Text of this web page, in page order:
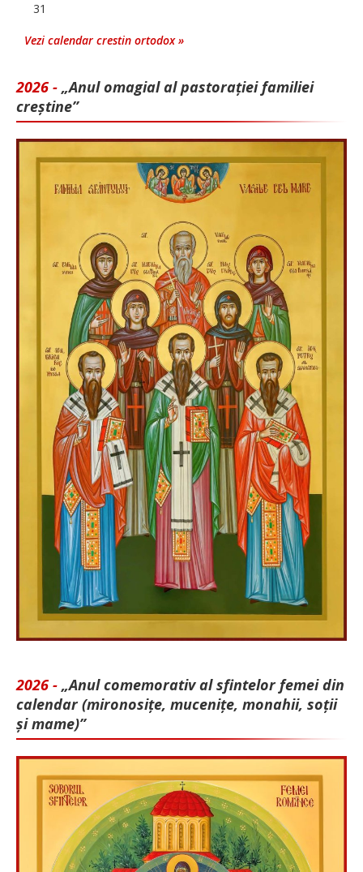
31
Vezi calendar crestin ortodox »
2026 - „Anul omagial al pastorației familiei
creștine”
2026 - „Anul comemorativ al sfintelor femei din
calendar (mironosițe, mu­cenițe, monahii, soții
și mame)”